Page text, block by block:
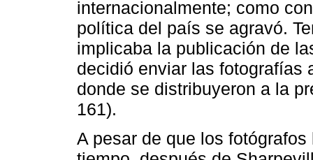
internacionalmente; como
política del país se agravó.
implicaba la publicación de
decidió enviar las fotografías
donde se distribuyeron a la
161).
A pesar de que los